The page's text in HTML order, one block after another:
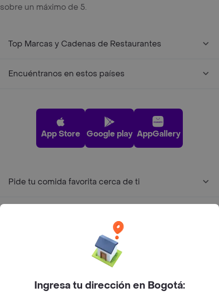
sobre un máximo de 5.
Top Marcas y Cadenas de Restaurantes
Encuéntranos en estos países
App Store Google play AppGallery
Pide tu comida favorita cerca de ti
Ingresa tu dirección en Bogotá: